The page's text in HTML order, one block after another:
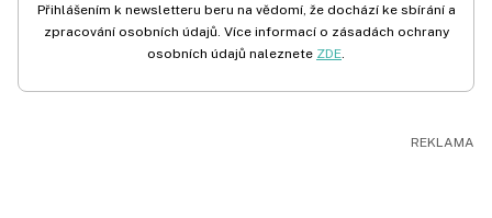
Přihlášením k newsletteru beru na vědomí, že dochází ke sbírání a
zpracování osobních údajů. Více informací o zásadách ochrany
osobních údajů naleznete ZDE